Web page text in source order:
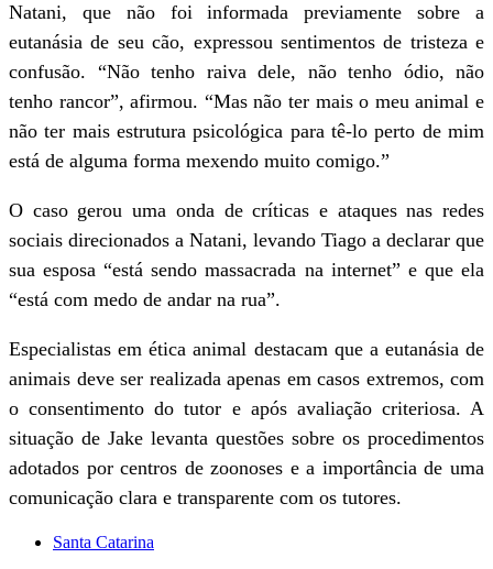
Natani, que não foi informada previamente sobre a
eutanásia de seu cão, expressou sentimentos de tristeza e
confusão. “Não tenho raiva dele, não tenho ódio, não
tenho rancor”, afirmou. “Mas não ter mais o meu animal e
não ter mais estrutura psicológica para tê-lo perto de mim
está de alguma forma mexendo muito comigo.”
O caso gerou uma onda de críticas e ataques nas redes
sociais direcionados a Natani, levando Tiago a declarar que
sua esposa “está sendo massacrada na internet” e que ela
“está com medo de andar na rua”.
Especialistas em ética animal destacam que a eutanásia de
animais deve ser realizada apenas em casos extremos, com
o consentimento do tutor e após avaliação criteriosa. A
situação de Jake levanta questões sobre os procedimentos
adotados por centros de zoonoses e a importância de uma
comunicação clara e transparente com os tutores.
Santa Catarina